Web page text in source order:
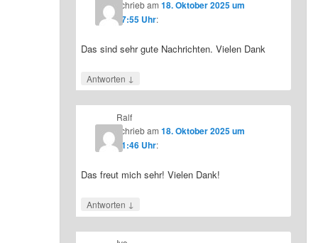
schriebam 18. Oktober 2025 um
07:55 Uhr:
Das sind sehr gute Nachrichten. Vielen Dank
Antworten ↓
Ralf
schriebam 18. Oktober 2025 um
21:46 Uhr:
Das freut mich sehr! Vielen Dank!
Antworten ↓